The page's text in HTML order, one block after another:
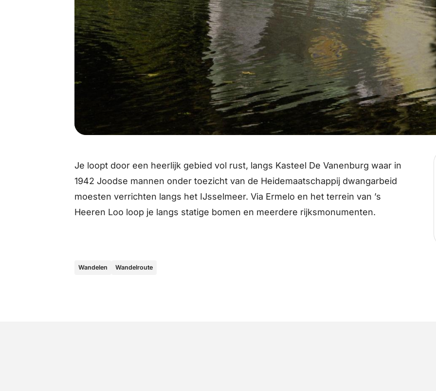
Je loopt door een heerlijk gebied vol rust, langs Kasteel De Vanenburg waar in
1942 Joodse mannen onder toezicht van de Heidemaatschappij dwangarbeid
moesten verrichten langs het IJsselmeer. Via Ermelo en het terrein van ’s
Heeren Loo loop je langs statige bomen en meerdere rijksmonumenten.
Wandelen Wandelroute